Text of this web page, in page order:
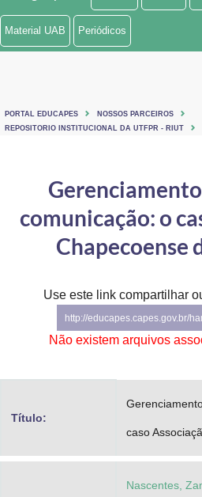
Ministério de Minas e Energia
Ministério do Turismo
Controladoria-Geral da União
Ministério da Mulher, da Família e dos Direitos
Secretaria de Governo
Gabinete de Segurança Institucional
Material UAB Periódicos
PORTAL EDUCAPES
NOSSOS PARCEIROS
REPOSITORIO INSTITUCIONAL DA UTFPR - RIUT
comunicação: o
Chapecoense
Use este link compartilhar
http://educapes.capes.gov.br/
Não existem arquivos
Título:
caso
Nascentes,